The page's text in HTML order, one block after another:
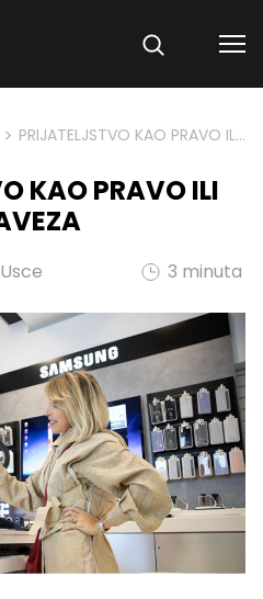
> PRIJATELJSTVO KAO PRAVO ILI OBAVEZA
KAO PRAVO ILI
Usce 3 minuta